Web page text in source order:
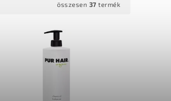
összesen 37 termék